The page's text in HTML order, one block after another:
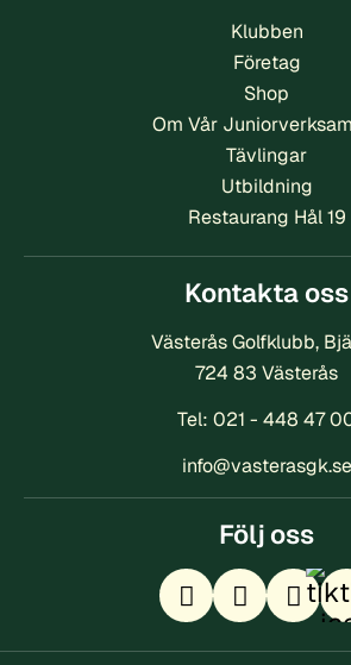
Klubben
Företag
Shop
Om Vår
Tävlingar
Utbildning
Restaurang Hål 19
Kontakta oss
Västerås Golfklubb,
724 83 Västerås
Tel: 021 - 448 47
info@vasterasgk.se
Följ oss